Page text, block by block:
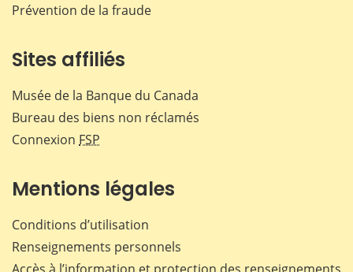
Prévention de la fraude
Sites affiliés
Musée de la Banque du Canada
Bureau des biens non réclamés
Connexion FSP
Mentions légales
Conditions d’utilisation
Renseignements personnels